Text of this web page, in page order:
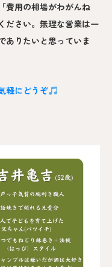
費用の相場がわがんね
ださい。無理な営業は一
ありたいと思っていま
軽にどうぞ